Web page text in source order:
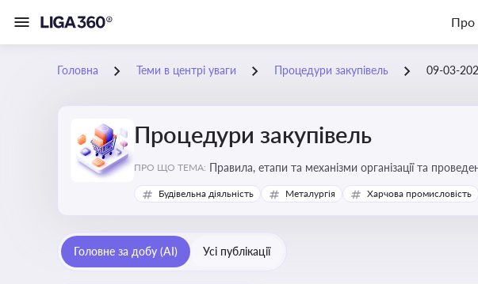
Про
Головна Теми в центрі уваги Процедури закупівель 09-03-
Процедури закупівель
ПРО ЩО ТЕМА: Правила, етапи та механізми організації та
Будівельна діяльність Металургія Харчова промисловість
Головне за добу (AI) Усі публікації